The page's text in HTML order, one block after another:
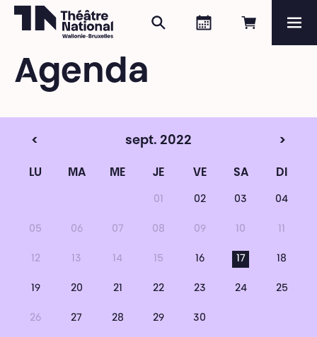
Réserver
Agenda
Rechercher
Agenda
< sept. 2022 >
LU MA ME JE VE SA DI
01 02 03 04
05 06 07 08 09 10 11
12 13 14 15 16 17 18
19 20 21 22 23 24 25
26 27 28 29 30